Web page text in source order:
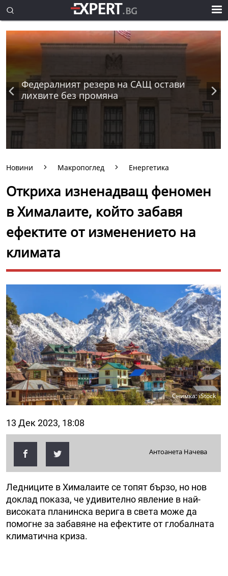
Федералният резерв на САЩ остави
лихвите без промяна
Новини Макропоглед Енергетика
Откриха изненадващ феномен
в Хималаите, който забавя
ефектите от изменението на
климата
Снимка: iStock
13 Дек 2023, 18:08
Антоанета Начева
Ледниците в Хималаите се топят бързо, но нов
доклад показа, че удивително явление в най-
високата планинска верига в света може да
помогне за забавяне на ефектите от глобалната
климатична криза.